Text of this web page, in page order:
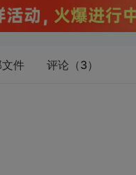
件 评论（3）